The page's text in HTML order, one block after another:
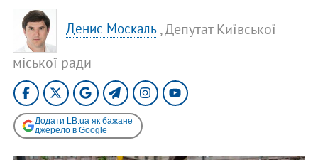
Денис Москаль , Депутат Київської
міської ради
Додати LB.ua як бажане
джерело в Google